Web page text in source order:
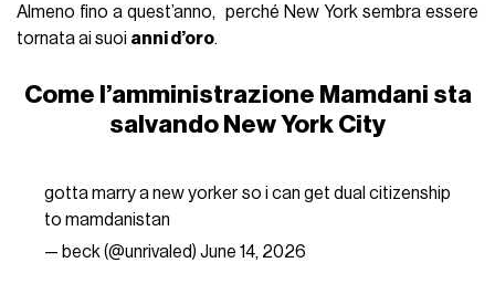
Almeno fino a quest’anno, perché New York sembra essere
tornata ai suoi anni d’oro.
Come l’amministrazione Mamdani sta
salvando New York City
gotta marry a new yorker so i can get dual citizenship
to mamdanistan
— beck (@unrivaled) June 14, 2026